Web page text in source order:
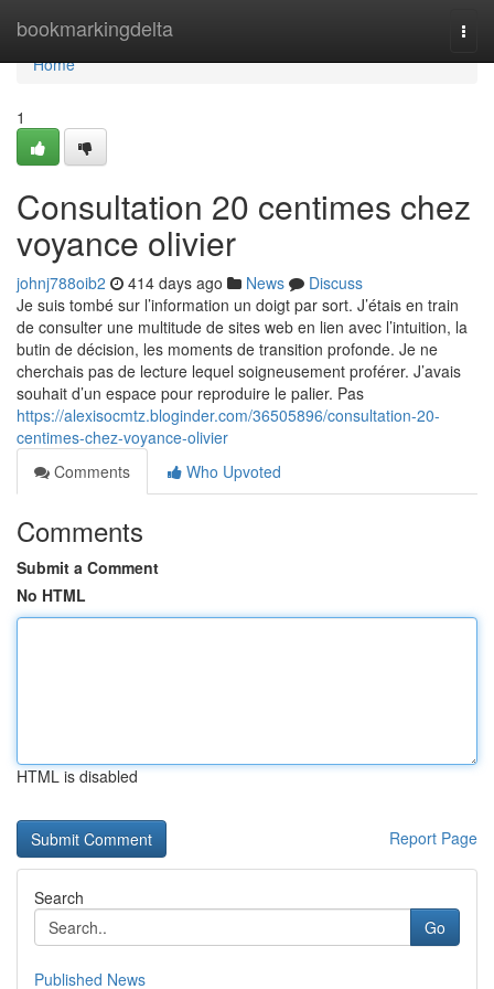
bookmarkingdelta
Home
Home
1
Consultation 20 centimes chez
voyance olivier
johnj788oib2 414 days ago News
Discuss
Je suis tombé sur l’information un doigt par sort. J’étais en train
de consulter une multitude de sites web en lien avec l’intuition, la
butin de décision, les moments de transition profonde. Je ne
cherchais pas de lecture lequel soigneusement proférer. J’avais
souhait d’un espace pour reproduire le palier. Pas
https://alexisocmtz.bloginder.com/36505896/consultation-20-
centimes-chez-voyance-olivier
Comments
Who Upvoted
Comments
Submit a Comment
No HTML
HTML is disabled
Report Page
Search
Go
Published News